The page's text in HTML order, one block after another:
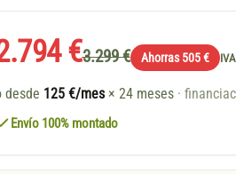
€3.299 € Ahorras 505 €
desde 125 €/mes × 24 meses ·
Envío 100% montado